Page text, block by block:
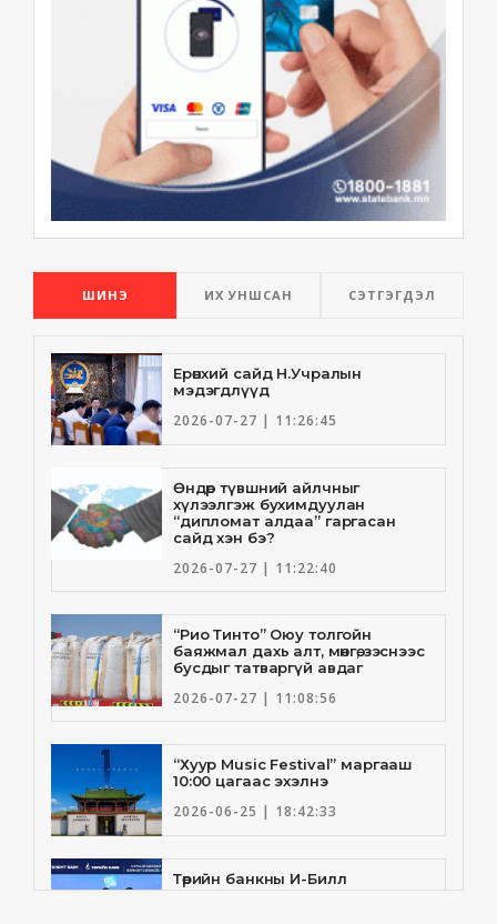
ШИНЭ ИХ УНШСАН СЭТГЭГДЭЛ
Ерөнхий сайд Н.Учралын
мэдэгдлүүд
2026-07-27 | 11:26:45
Өндөр түвшний айлчныг
хүлээлгэж бухимдуулан
“дипломат алдаа” гаргасан
сайд хэн бэ?
2026-07-27 | 11:22:40
“Рио Тинто” Оюу толгойн
баяжмал дахь алт, мөнгө, зэснээс
бусдыг татваргүй авдаг
2026-07-27 | 11:08:56
“Хуур Music Festival” маргааш
10:00 цагаас эхэлнэ
2026-06-25 | 18:42:33
Төрийн банкны И-Билл
үйлчилгээнд Голомт банк